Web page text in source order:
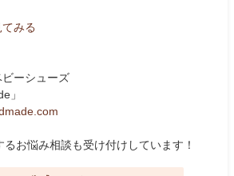
みる
ビーシューズ
」
るお悩み相談も受け付けしています！